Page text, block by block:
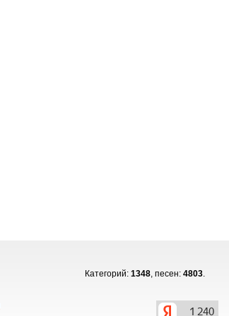
Категорий: 1348, песен: 4803.